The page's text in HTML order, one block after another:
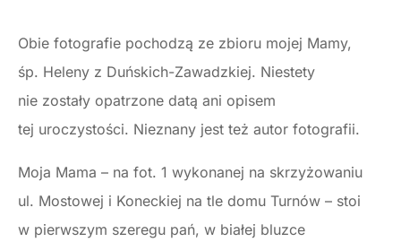
Obie fotografie pochodzą ze zbioru mojej Mamy,
śp. Heleny z Duńskich-Zawadzkiej. Niestety
nie zostały opatrzone datą ani opisem
tej uroczystości. Nieznany jest też autor fotografii.
Moja Mama – na fot. 1 wykonanej na skrzyżowaniu
ul. Mostowej i Koneckiej na tle domu Turnów – stoi
w pierwszym szeregu pań, w białej bluzce